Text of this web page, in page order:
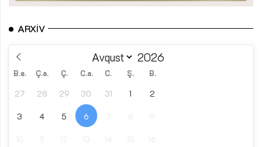
ARXIV
B.e. Ç.a. Ç. C.a. C. Ş. B.
27 28 29 30 31 1 2
3 4 5 6